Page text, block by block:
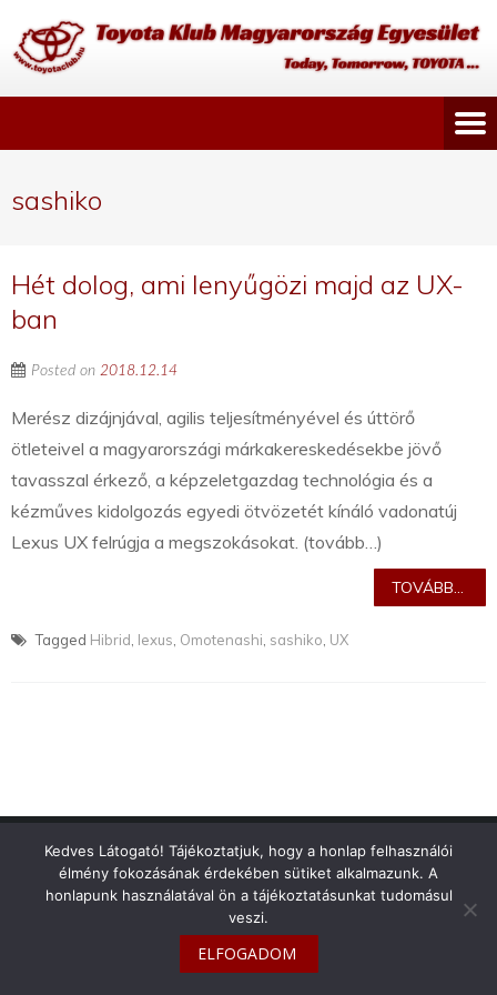
sashiko
Hét dolog, ami lenyűgözi majd az UX-
ban
Posted on 2018.12.14
Merész dizájnjával, agilis teljesítményével és úttörő
ötleteivel a magyarországi márkakereskedésekbe jövő
tavasszal érkező, a képzeletgazdag technológia és a
kézműves kidolgozás egyedi ötvözetét kínáló vadonatúj
Lexus UX felrúgja a megszokásokat. (tovább…)
TOVÁBB...
Tagged Hibrid lexus Omotenashi sashiko UX
Copyright © 2026Toyota Klub Magyarország
Kedves Látogató! Tájékoztatjuk, hogy a honlap felhasználói
élmény fokozásának érdekében sütiket alkalmazunk. A
honlapunk használatával ön a tájékoztatásunkat tudomásul
veszi.
ELFOGADOM